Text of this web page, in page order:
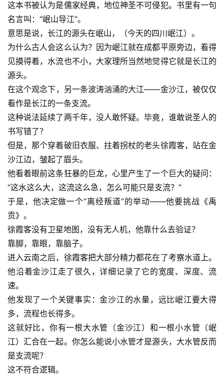
这本书被认为是儒家经典，地位神圣不可侵犯。书里有一句
名言叫：“岷山导江”。
意思是说，长江的源头在岷山，（今天的四川岷江）。
为什么古人会这么认为？因为岷江就在成都平原旁边，看得
见摸得着，水流也不小，大家理所当然地觉得它就是长江的
源头。
在这个观念下，另一条波涛汹涌的大江——金沙江，被仅仅
看作是长江的一条支流。
这种说法延续了两千年，没人敢怀疑。毕竟，谁敢说圣人的
书写错了？
但是，那个穿着破旧衣服、拄着拐杖的老头徐霞客，站在金
沙江边，皱起了眉头。
他看着眼前这条狂暴的巨龙，心里产生了一个巨大的疑问：
“这水这么大，这流这么急，怎么可能只是支流？”
于是，他决定做一个“离经叛道”的举动——他要挑战 《禹
贡》 。
徐霞客没有卫星地图，没有无人机，他靠什么去验证？
靠脚，靠眼，靠脑子。
进入云南之后，徐霞客把大部分精力都花在了考察水道上。
他沿着金沙江走了很久，详细记录了它的宽度、深度、流
速。
他发现了一个关键事实：金沙江的水量，远比岷江要大得
多，流程也长得多。
这就好比，你有一根大水管（金沙江）和一根小水管（岷
江）汇合在一起。你怎么能说小水管才是源头，大水管反而
是支流呢？
这不符合逻辑。